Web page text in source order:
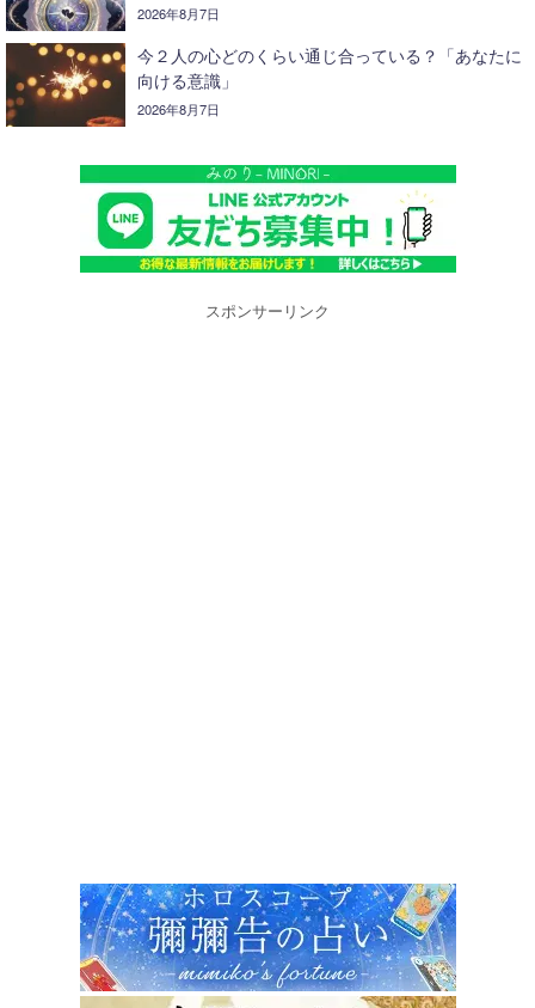
2026年8月7日
今２人の心どのくらい通じ合っている？「あなたに
向ける意識」
2026年8月7日
スポンサーリンク